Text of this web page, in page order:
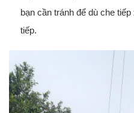
bạn cần tránh để dù che
tiếp.